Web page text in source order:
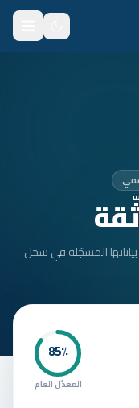
المسجّلة في سجل
85٪
المعدّل العام